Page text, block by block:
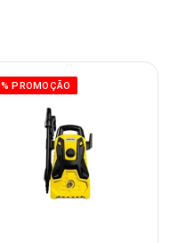
% PROMOÇÃO